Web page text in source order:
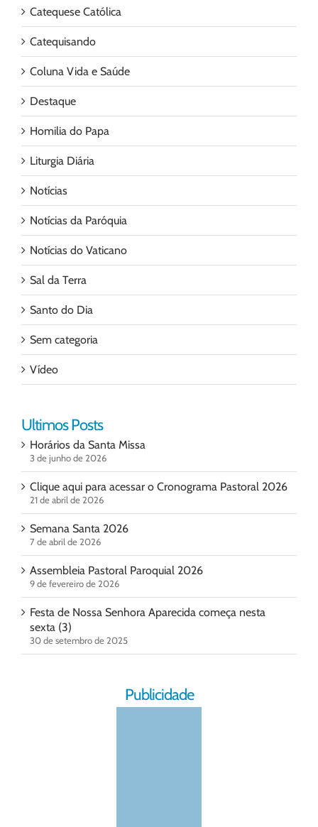
Catequese Católica
Catequisando
Coluna Vida e Saúde
Destaque
Homilia do Papa
Liturgia Diária
Notícias
Notícias da Paróquia
Notícias do Vaticano
Sal da Terra
Santo do Dia
Sem categoria
Vídeo
Ultimos Posts
Horários da Santa Missa
3 de junho de 2026
Clique aqui para acessar o Cronograma Pastoral 2026
21 de abril de 2026
Semana Santa 2026
7 de abril de 2026
Assembleia Pastoral Paroquial 2026
9 de fevereiro de 2026
Festa de Nossa Senhora Aparecida começa nesta
sexta (3)
30 de setembro de 2025
Publicidade